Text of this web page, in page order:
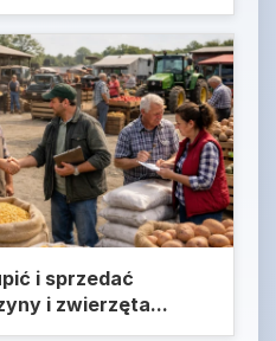
i sprzedać
i zwierzęta...